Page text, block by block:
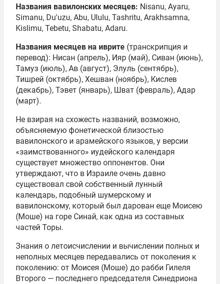
Названия вавилонских месяцев: Nisanu, Ayaru,
Simanu, Du'uzu, Abu, Ululu, Tashritu, Arakhsamna,
Kislimu, Tebetu, Shabatu, Adaru.
Названия месяцев на иврите (транскрипция и
перевод): Нисан (апрель), Ияр (май), Сиван (июнь),
Тамуз (июль), Ав (август), Элуль (сентябрь),
Тишрей (октябрь), Хешван (ноябрь), Кислев
(декабрь), Тэвет (январь), Шват (февраль), Адар
(март).
Не взирая на схожесть названий, возможно,
объясняемую фонетической близостью
вавилонского и арамейского языков, у версии
«заимствованного» иудейского календаря
существует множество оппонентов. Они
утверждают, что в Израиле очень давно
существовал свой собственный лунный
календарь, подобный шумерскому и
вавилонскому, который был дарован еще Моисею
(Моше) на горе Синай, как одна из составных
частей Торы.
Знания о летоисчислении и вычислении полных и
неполных месяцев передавались от поколения к
поколению: от Моисея (Моше) до рабби Гилеля
Второго — последнего председателя Синедриона